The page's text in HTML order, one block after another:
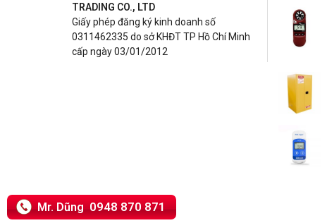
TRADING CO., LTD
Giấy phép đăng ký kinh doanh số
0311462335 do sở KHĐT TP Hồ Chí Minh
cấp ngày 03/01/2012
Mr. Dũng 0948 870 871